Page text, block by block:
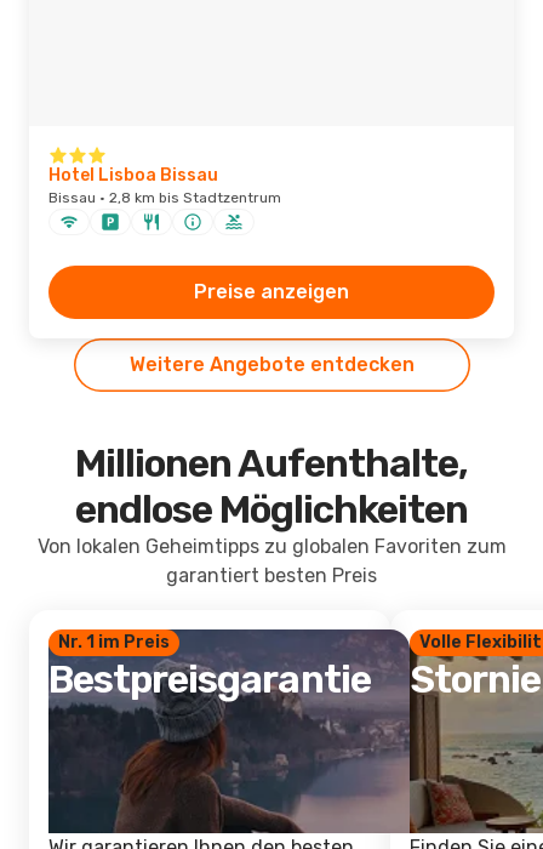
Hotel Lisboa Bissau
Bissau · 2,8 km bis Stadtzentrum
Preise anzeigen
Weitere Angebote entdecken
Millionen Aufenthalte,
endlose Möglichkeiten
Von lokalen Geheimtipps zu globalen Favoriten zum
garantiert besten Preis
Nr. 1 im Preis
Bestpreisgarantie
Volle